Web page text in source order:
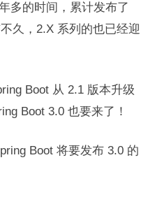
多的时间，累计发布了
久，2.X 系列的也已经迎
Boot 从 2.1 版本升级
Boot 3.0 也要来了！
Boot 将要发布 3.0 的